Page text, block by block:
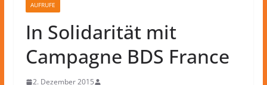
AUFRUFE
In Solidarität mit
Campagne BDS France
2. Dezember 2015